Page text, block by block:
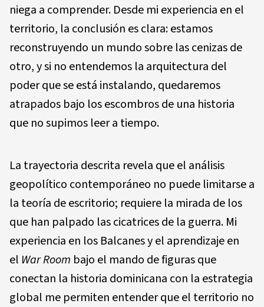
niega a comprender. Desde mi experiencia en el
territorio, la conclusión es clara: estamos
reconstruyendo un mundo sobre las cenizas de
otro, y si no entendemos la arquitectura del
poder que se está instalando, quedaremos
atrapados bajo los escombros de una historia
que no supimos leer a tiempo.
La trayectoria descrita revela que el análisis
geopolítico contemporáneo no puede limitarse a
la teoría de escritorio; requiere la mirada de los
que han palpado las cicatrices de la guerra. Mi
experiencia en los Balcanes y el aprendizaje en
el War Room bajo el mando de figuras que
conectan la historia dominicana con la estrategia
global me permiten entender que el territorio no